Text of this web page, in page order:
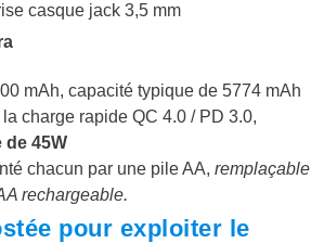
casque jack 3,5 mm
mAh, capacité typique de 5774 mAh
charge rapide QC 4.0 / PD 3.0,
de 45W
chacun par une pile AA,remplaçable
rechargeable.
pour exploiter le